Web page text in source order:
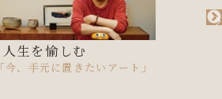
人生を愉しむ
Car×Landscape